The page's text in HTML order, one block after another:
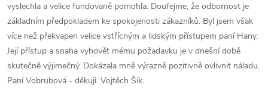
vyslechla a velice fundovaně pomohla. Doufejme, že odbornost je
základním předpokladem ke spokojenosti zákazníků. Byl jsem však
více než překvapen velice vstřícným a lidským přístupem paní Hany.
Její přístup a snaha vyhovět mému požadavku je v dnešní době
skutečně výjimečný. Dokázala mně výrazně pozitivně ovlivnit náladu.
Paní Vobrubová - děkuji. Vojtěch Šik.